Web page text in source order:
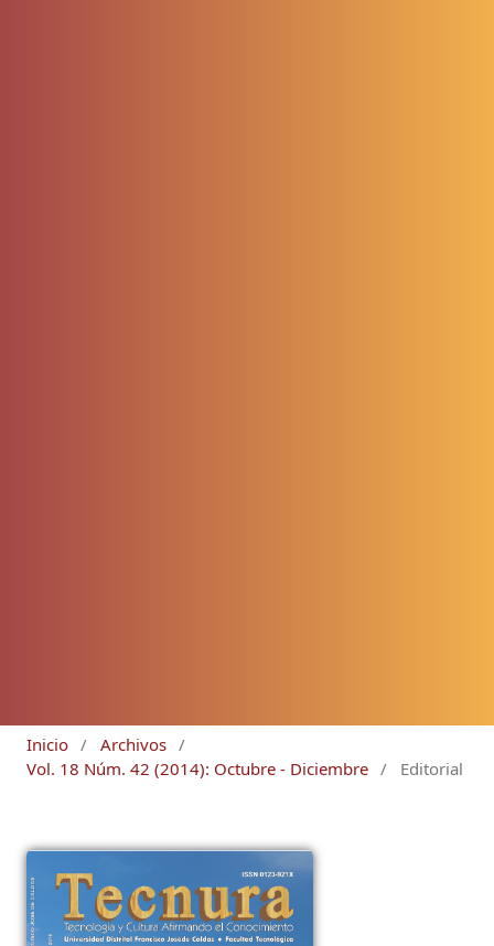
Inicio / Archivos /
Vol. 18 Núm. 42 (2014): Octubre - Diciembre / Editorial